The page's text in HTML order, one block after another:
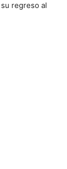
regreso al